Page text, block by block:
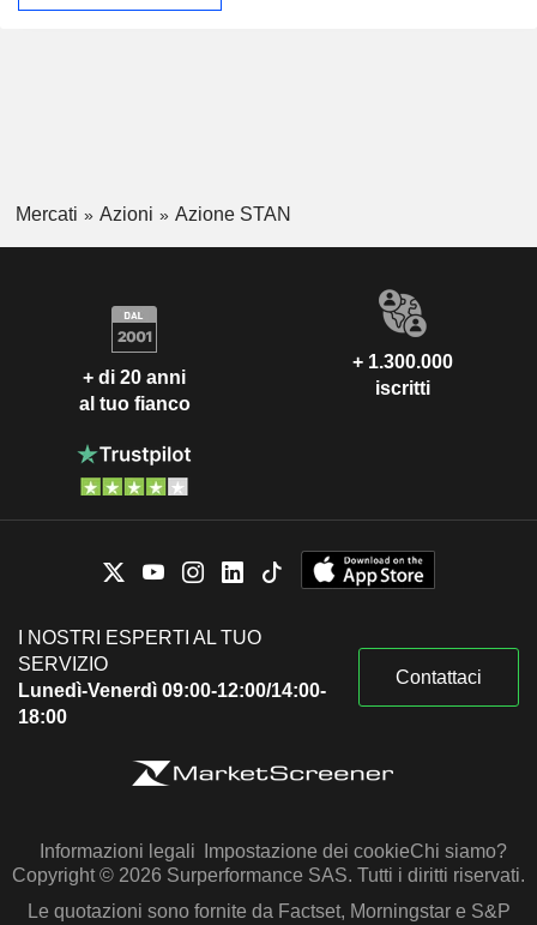
Mercati Azioni Azione STAN
+ di 20 anni
al tuo fianco
+ 1.300.000
iscritti
I NOSTRI ESPERTI AL TUO
SERVIZIO
Lunedì-Venerdì 09:00-12:00/14:00-
18:00
Contattaci
Informazioni legali Impostazione dei cookieChi siamo?
Copyright © 2026 Surperformance SAS. Tutti i diritti riservati.
Le quotazioni sono fornite da Factset, Morningstar e S&P